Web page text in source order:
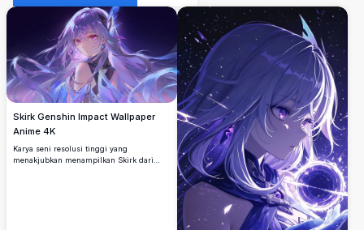
Skirk Genshin Impact Wallpaper
Anime 4K
Karya seni resolusi tinggi yang
menakjubkan menampilkan Skirk dari